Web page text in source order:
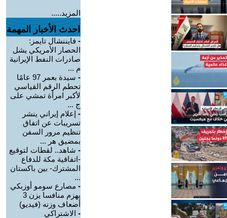
المزيد.....
احدث الأخبار المهمة
- فايننشال تايمز:
الحصار الأمريكي يشل
صادرات النفط الإيرانية
م ...
-
سيدة بعمر 97 عامًا
تحطم الرقم القياسي
لأكبر امرأة تمشي على
ج ...
- إعلام إيراني ينشر
تسريبات عن اتفاق
تنظيم مرور السفن
بمضيق هر ...
- شاهد.. لقطات لتوقيع
-اتفاقية مكة للدفاع
المشترك- بين باكستان
...
- مصارع سومو أوزبكي
يهزم منافسا يزن 3
أضعاف وزنه (فيديو)
- الاشتراكي